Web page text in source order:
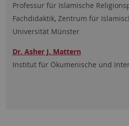
Professur für Islamische
Fachdidaktik, Zentrum für
Universität Münster
Dr. Asher J. Mattern
Institut für Ökumenische und